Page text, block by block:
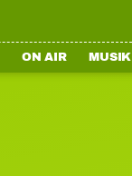
ON AIR MUSIK